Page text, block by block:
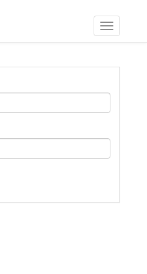
Toggle